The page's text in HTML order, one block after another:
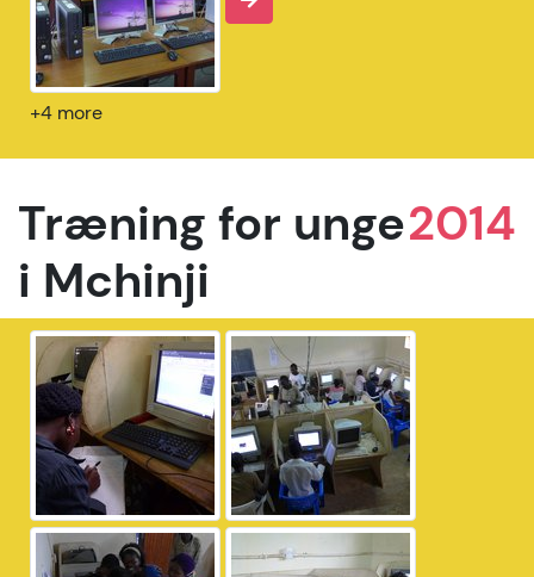
+4 more
2014
Træning for unge
i Mchinji